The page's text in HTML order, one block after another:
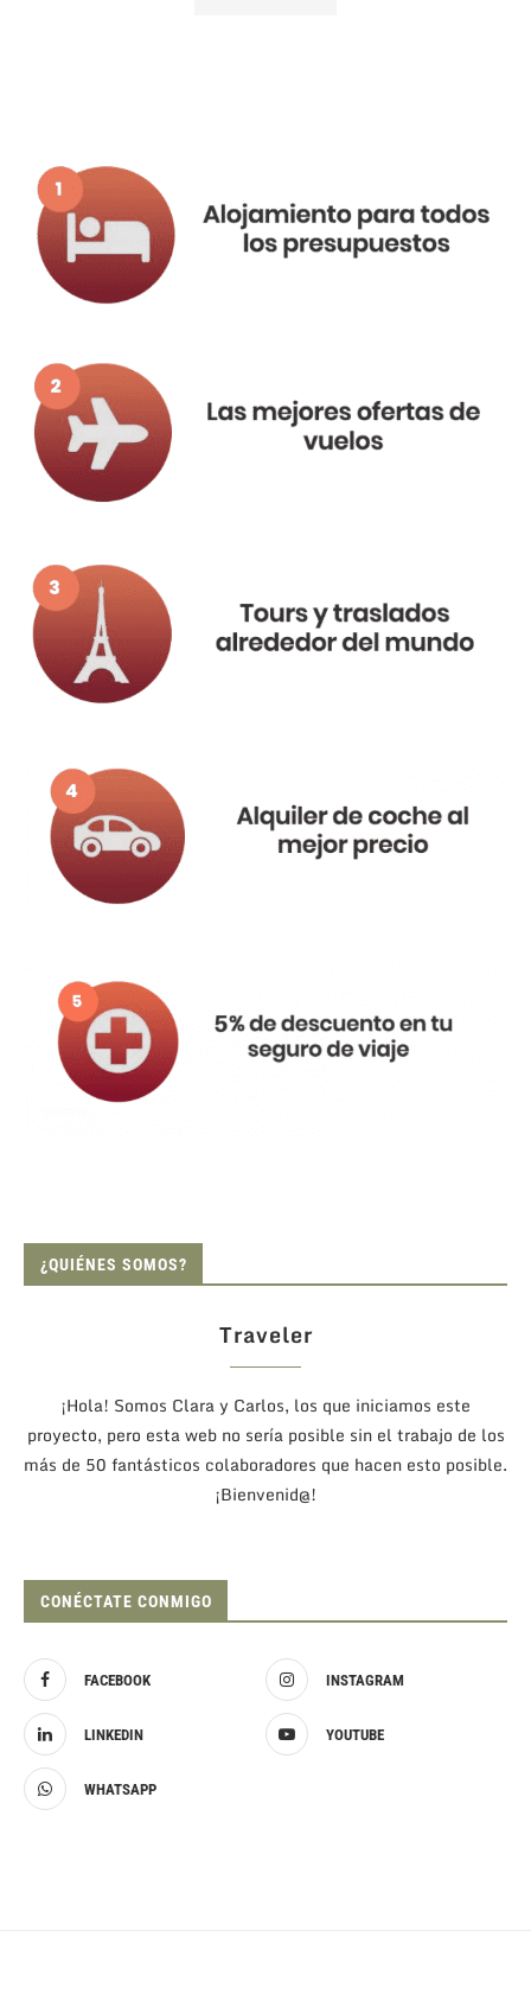
¿QUIÉNES SOMOS?
Traveler
¡Hola! Somos Clara y Carlos, los que iniciamos este
proyecto, pero esta web no sería posible sin el trabajo de los
más de 50 fantásticos colaboradores que hacen esto posible.
¡Bienvenid@!
CONÉCTATE CONMIGO
FACEBOOK INSTAGRAM
LINKEDIN YOUTUBE
WHATSAPP